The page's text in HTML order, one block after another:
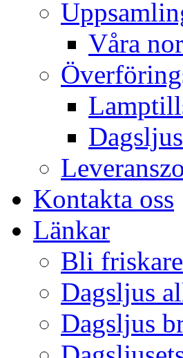
Våra
Kontakta oss
Länkar
Bli
Dagsljus
Dagsljus